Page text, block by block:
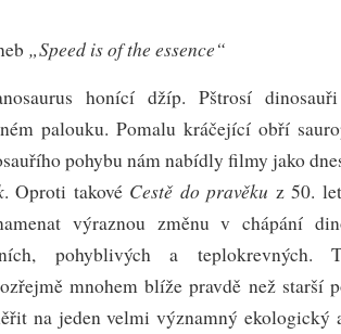
„Speed is of the essence“
honící džíp. Pštrosí
palouku. Pomalu kráčející obří
pohybu nám nabídly filmy jako
. Oproti takové Cestě do pravěku z 50.
výraznou změnu v chápání
pohyblivých a teplokrevných.
mnohem blíže pravdě než starší
na jeden velmi významný ekologický